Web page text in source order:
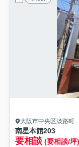
大阪市中央区淡路町
南星本館203
要相談 (要相談/坪)